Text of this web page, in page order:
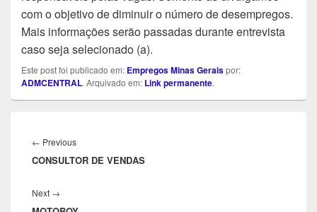
com o objetivo de diminuir o número de desempregos.
Mais informações serão passadas durante entrevista
caso seja selecionado (a).
Este post foi publicado em: Empregos Minas Geraispor:
ADMCENTRAL. Arquivado em: Link permanente.
de
Post
← PreviousPrevious
post:
CONSULTOR DE VENDAS
Next →